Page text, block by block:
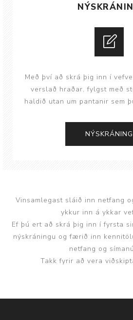
Með því að skrá þig inn í
verslað hraðar, fylgst með
haldið utan um pantanir sem
Vinsamlegast sláið inn netfang
ykkur inn á ykkar
Ef þú ert að skrá þig inn í fyrsta
nýskráningu og færið inn
netfang og
Takk fyrir að vera